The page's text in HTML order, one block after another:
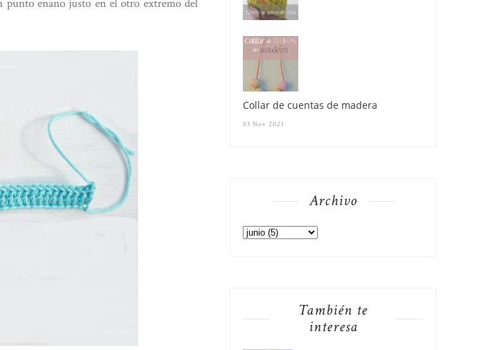
punto enano justo en el otro extremo del
Collar de cuentas de madera
03 Nov 2021
Archivo
También te
interesa